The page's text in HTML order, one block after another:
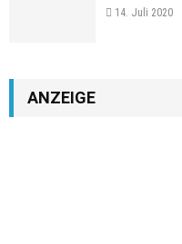
14. Juli 2020
ANZEIGE